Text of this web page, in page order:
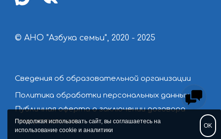
© АНО "Азбука семьи", 2020 - 2025
Сведения об образовательной организации
Политика обработки персональных данных
Публичная оферта о заключении договора
пожертвования
Продолжая использовать сайт, вы соглашаетесь на
использование cookie и аналитики
OK